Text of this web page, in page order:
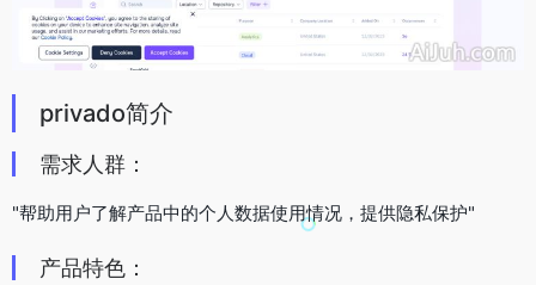
privado简介
需求人群：
"帮助用户了解产品中的个人数据使用情况，提供隐私保护"
产品特色：